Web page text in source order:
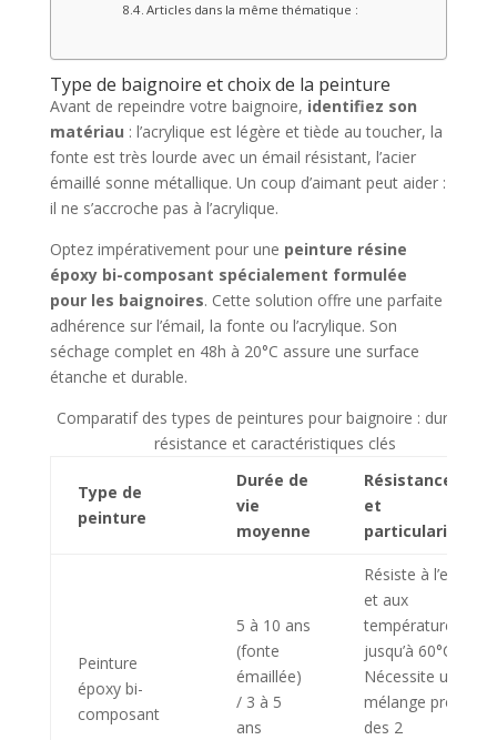
Articles dans la même thématique :
Type de baignoire et choix de la peinture
Avant de repeindre votre baignoire, identifiez son
matériau : l’acrylique est légère et tiède au toucher, la
fonte est très lourde avec un émail résistant, l’acier
émaillé sonne métallique. Un coup d’aimant peut aider :
il ne s’accroche pas à l’acrylique.
Optez impérativement pour une peinture résine
époxy bi-composant spécialement formulée
pour les baignoires. Cette solution offre une parfaite
adhérence sur l’émail, la fonte ou l’acrylique. Son
séchage complet en 48h à 20°C assure une surface
étanche et durable.
Comparatif des types de peintures pour baignoire : durabilité,
résistance et caractéristiques clés
Type de
peinture
Durée de
vie
moyenne
Résistance
et
particularités
Peinture
époxy bi-
composant
5 à 10 ans
(fonte
émaillée)
/ 3 à 5
ans
Résiste à l’eau
et aux
températures
jusqu’à 60°C.
Nécessite un
mélange précis
des 2